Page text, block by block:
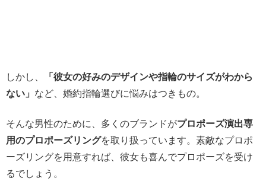
しかし、
「彼女の好みのデザインや指輪のサイズがわから
ない」 など、婚約指輪選びに悩みはつきもの。
そんな男性のために、多くのブランドがプロポーズ演出専
用のプロポーズリングを取り扱っています。素敵なプロポ
ーズリングを用意すれば、彼女も喜んでプロポーズを受け
るでしょう。